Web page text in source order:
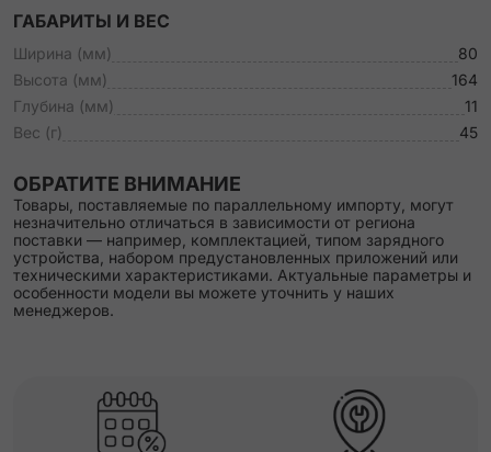
ГАБАРИТЫ И ВЕС
Ширина (мм)
80
Высота (мм)
164
Глубина (мм)
11
Вес (г)
45
ОБРАТИТЕ ВНИМАНИЕ
Товары, поставляемые по параллельному импорту, могут
незначительно отличаться в зависимости от региона
поставки — например, комплектацией, типом зарядного
устройства, набором предустановленных приложений или
техническими характеристиками. Актуальные параметры и
особенности модели вы можете уточнить у наших
менеджеров.